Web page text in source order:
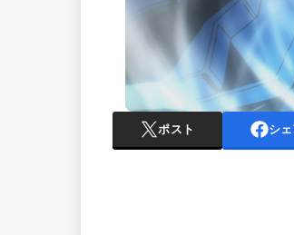
ポスト シ